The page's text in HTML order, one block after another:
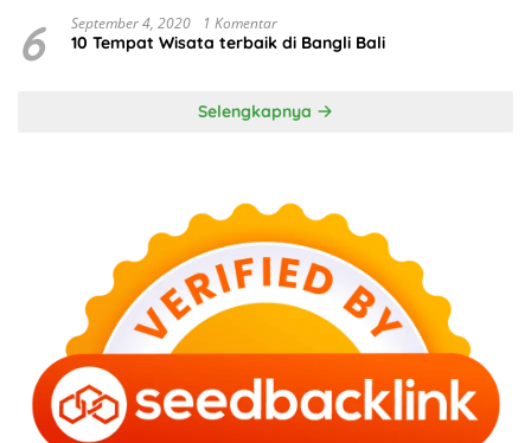
6 September 4, 2020 1 Komentar
10 Tempat Wisata terbaik di Bangli Bali
Selengkapnya